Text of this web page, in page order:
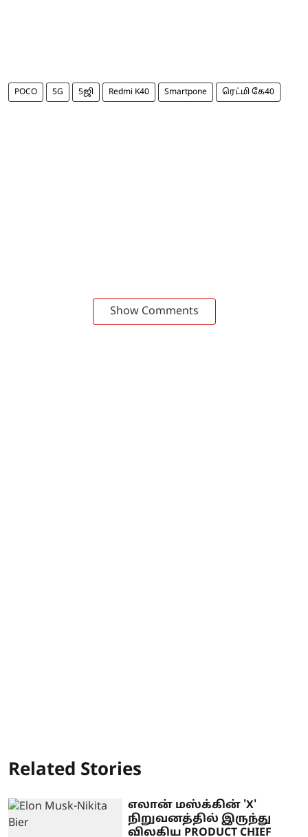
POCO 5G 5ஜி Redmi K40 Smartpone ரெட்மி கே40
Show Comments
Related Stories
எலான் மஸ்க்கின் 'X'
நிறுவனத்தில் இருந்து
விலகிய PRODUCT CHIEF